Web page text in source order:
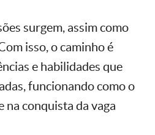
surgem, assim como
isso, o caminho é
e habilidades que
funcionando como o
conquista da vaga